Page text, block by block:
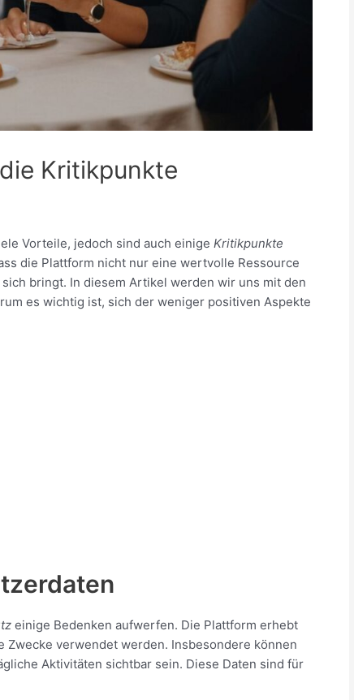
Kritikpunkte
Vorteile, jedoch sind auch einige Kritikpunkte
die Plattform nicht nur eine wertvolle Ressource
sich bringt. In diesem Artikel werden wir uns mit den
es wichtig ist, sich der weniger positiven Aspekte
einige Bedenken aufwerfen. Die Plattform erhebt
verwendet werden. Insbesondere können
Aktivitäten sichtbar sein. Diese Daten sind für